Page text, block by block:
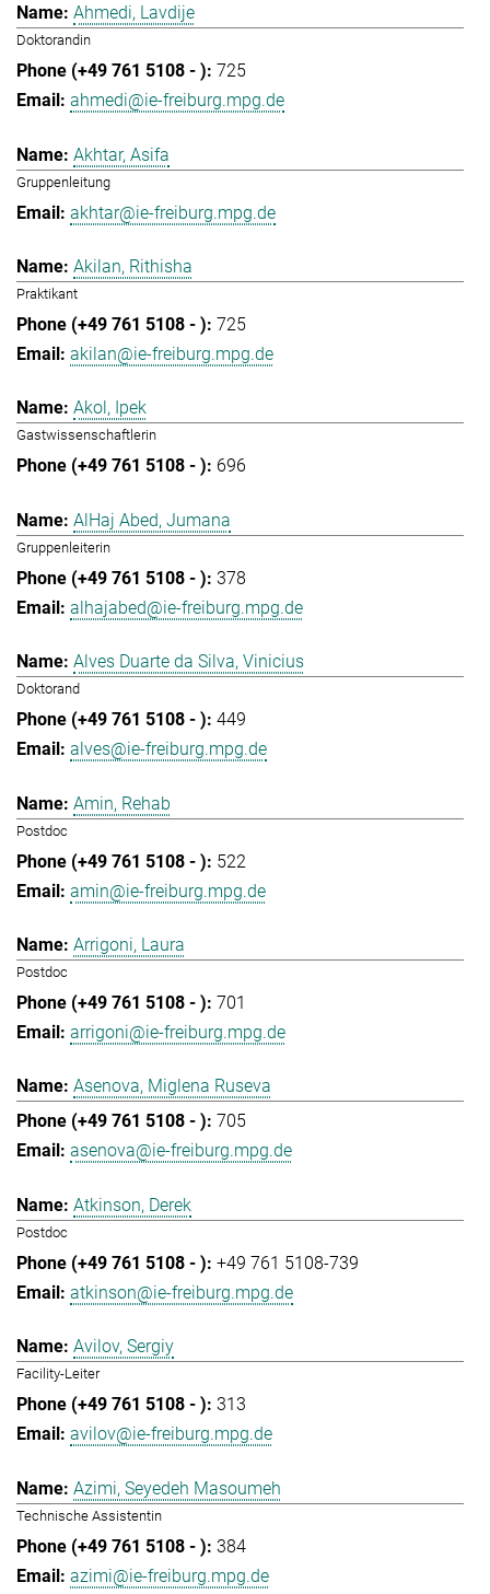
Ahmedi, Lavdije
Doktorandin
725
ahmedi@ie-freiburg.mpg.de
Akhtar, Asifa
Gruppenleitung
akhtar@ie-freiburg.mpg.de
Akilan, Rithisha
Praktikant
725
akilan@ie-freiburg.mpg.de
Akol, Ipek
Gastwissenschaftlerin
696
AlHaj Abed, Jumana
Gruppenleiterin
378
alhajabed@ie-freiburg.mpg.de
Alves Duarte da Silva, Vinicius
Doktorand
449
alves@ie-freiburg.mpg.de
Amin, Rehab
Postdoc
522
amin@ie-freiburg.mpg.de
Arrigoni, Laura
Postdoc
701
arrigoni@ie-freiburg.mpg.de
Asenova, Miglena Ruseva
705
asenova@ie-freiburg.mpg.de
Atkinson, Derek
Postdoc
+49 761 5108-739
atkinson@ie-freiburg.mpg.de
Avilov, Sergiy
Facility-Leiter
313
avilov@ie-freiburg.mpg.de
Azimi, Seyedeh Masoumeh
Technische Assistentin
384
azimi@ie-freiburg.mpg.de